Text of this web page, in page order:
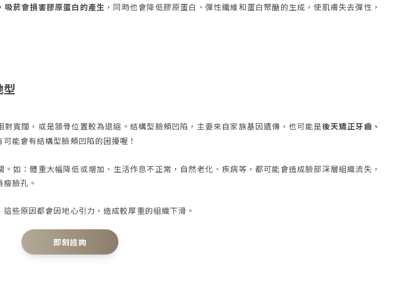
吸菸會損害膠原蛋白的產生 ，同時也會降低膠原蛋白、彈性纖維和蛋白聚醣的生成，使肌膚失去彈性，
對寬闊，或是頷骨位置較為退縮。結構型臉頰凹陷，主要來自家族基因遺傳，也可能是後天矯正牙齒、
能會有結構型臉頰凹陷的困擾喔！
。如：體重大幅降低或增加、生活作息不正常，自然老化、疾病等，都可能會造成臉部深層組織流失，
臉孔。
這些原因都會因地心引力，造成較厚重的組織下滑。
即刻諮詢